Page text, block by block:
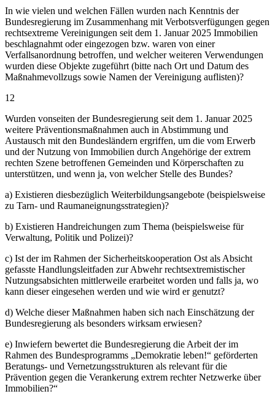
In wie vielen und welchen Fällen wurden nach Kenntnis der
Bundesregierung im Zusammenhang mit Verbotsverfügungen gegen
rechtsextreme Vereinigungen seit dem 1. Januar 2025 Immobilien
beschlagnahmt oder eingezogen bzw. waren von einer
Verfallsanordnung betroffen, und welcher weiteren Verwendungen
wurden diese Objekte zugeführt (bitte nach Ort und Datum des
Maßnahmevollzugs sowie Namen der Vereinigung auflisten)?
12
Wurden vonseiten der Bundesregierung seit dem 1. Januar 2025
weitere Präventionsmaßnahmen auch in Abstimmung und
Austausch mit den Bundesländern ergriffen, um die vom Erwerb
und der Nutzung von Immobilien durch Angehörige der extrem
rechten Szene betroffenen Gemeinden und Körperschaften zu
unterstützen, und wenn ja, von welcher Stelle des Bundes?
a) Existieren diesbezüglich Weiterbildungsangebote (beispielsweise
zu Tarn- und Raumaneignungsstrategien)?
b) Existieren Handreichungen zum Thema (beispielsweise für
Verwaltung, Politik und Polizei)?
c) Ist der im Rahmen der Sicherheitskooperation Ost als Absicht
gefasste Handlungsleitfaden zur Abwehr rechtsextremistischer
Nutzungsabsichten mittlerweile erarbeitet worden und falls ja, wo
kann dieser eingesehen werden und wie wird er genutzt?
d) Welche dieser Maßnahmen haben sich nach Einschätzung der
Bundesregierung als besonders wirksam erwiesen?
e) Inwiefern bewertet die Bundesregierung die Arbeit der im
Rahmen des Bundesprogramms „Demokratie leben!“ geförderten
Beratungs- und Vernetzungsstrukturen als relevant für die
Prävention gegen die Verankerung extrem rechter Netzwerke über
Immobilien?“